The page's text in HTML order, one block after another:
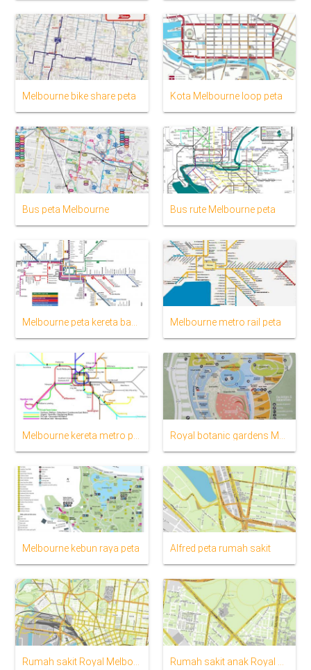
Melbourne bike share peta Kota Melbourne loop peta
Bus peta Melbourne Bus rute Melbourne peta
Melbourne peta kereta bawah tanah Melbourne metro rail peta
Melbourne kebun raya peta Alfred peta rumah sakit